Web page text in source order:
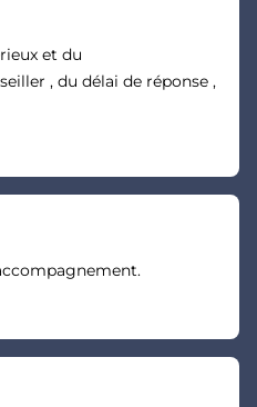
et du
, du délai de réponse ,